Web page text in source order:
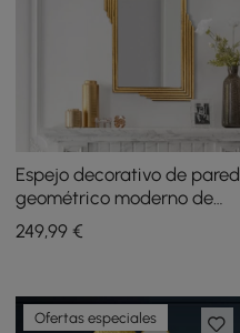
Espejo decorativo de pared
geométrico moderno de
metal dorado para
entrada, rectangular
249,99 €
Ofertas especiales